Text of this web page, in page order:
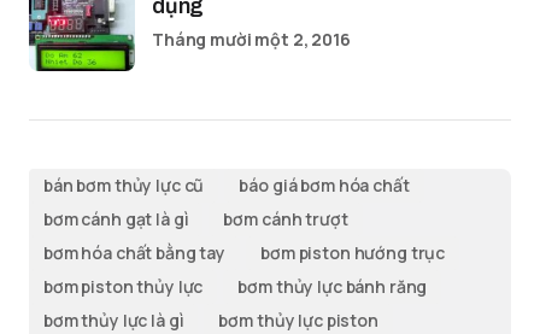
dụng
Tháng mười một 2, 2016
bán bơm thủy lực cũ
báo giá bơm hóa chất
bơm cánh gạt là gì
bơm cánh trượt
bơm hóa chất bằng tay
bơm piston hướng trục
bơm piston thủy lực
bơm thủy lực bánh răng
bơm thủy lực là gì
bơm thủy lực piston